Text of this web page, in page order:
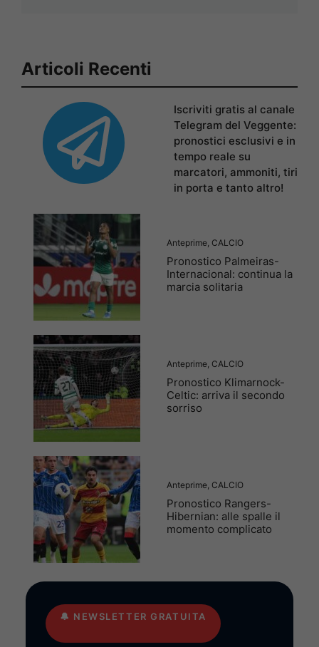
Articoli Recenti
Iscriviti gratis al canale
Telegram del Veggente:
pronostici esclusivi e in
tempo reale su
marcatori, ammoniti, tiri
in porta e tanto altro!
Anteprime, CALCIO
Pronostico Palmeiras-
Internacional: continua la
marcia solitaria
Anteprime, CALCIO
Pronostico Klimarnock-
Celtic: arriva il secondo
sorriso
Anteprime, CALCIO
Pronostico Rangers-
Hibernian: alle spalle il
momento complicato
🔔 NEWSLETTER GRATUITA